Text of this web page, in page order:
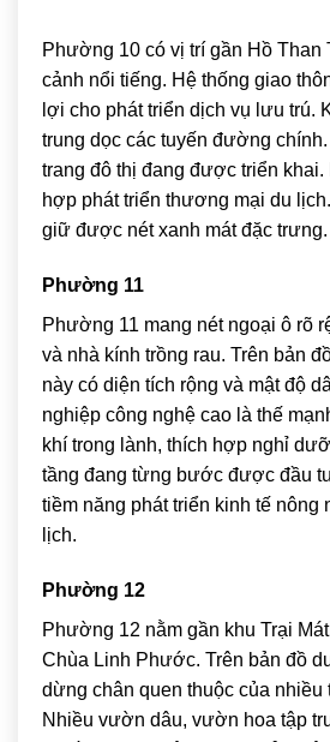
Phường 10 có vị trí gần Hồ Than
cảnh nổi tiếng. Hệ thống giao
lợi cho phát triển dịch vụ lưu trú.
trung dọc các tuyến đường
trang đô thị đang được triển
hợp phát triển thương mại du
giữ được nét xanh mát đặc trưng.
Phường 11
Phường 11 mang nét ngoại ô rõ
và nhà kính trồng rau. Trên bản
này có diện tích rộng và mật độ
nghiệp công nghệ cao là thế
khí trong lành, thích hợp nghỉ
tầng đang từng bước được đầu
tiềm năng phát triển kinh tế nông
lịch.
Phường 12
Phường 12 nằm gần khu Trại
Chùa Linh Phước. Trên bản đồ
dừng chân quen thuộc của nhiều
Nhiều vườn dâu, vườn hoa tập